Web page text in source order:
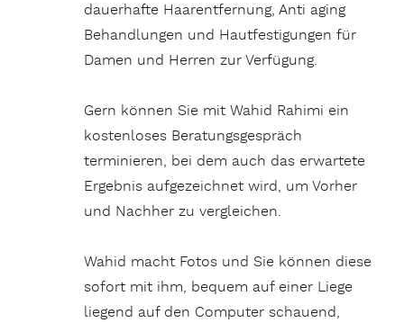
dauerhafte Haarentfernung, Anti aging
Behandlungen und Hautfestigungen für
Damen und Herren zur Verfügung.
Gern können Sie mit Wahid Rahimi ein
kostenloses Beratungsgespräch
terminieren, bei dem auch das erwartete
Ergebnis aufgezeichnet wird, um Vorher
und Nachher zu vergleichen.
Wahid macht Fotos und Sie können diese
sofort mit ihm, bequem auf einer Liege
liegend auf den Computer schauend,